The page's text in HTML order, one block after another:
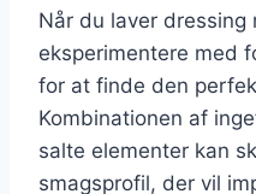
Når du laver
eksperimentere med
for at finde den
Kombinationen af
salte elementer kan
smagsprofil, der vil